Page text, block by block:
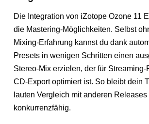
Die Integration von iZotope Ozone 11
die Mastering-Möglichkeiten. Selbst
Mixing-Erfahrung kannst du dank
Presets in wenigen Schritten einen
Stereo-Mix erzielen, der für Streaming-
CD-Export optimiert ist. So bleibt dein
lauten Vergleich mit anderen Releases
konkurrenzfähig.